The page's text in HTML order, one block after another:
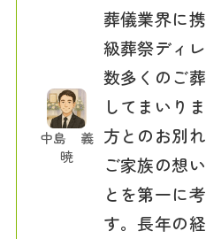
中島 義
暁
葬儀業界に
級葬祭ディ
数多くのご
してまいり
方とのお別
ご家族の想
とを第一に
す。長年の